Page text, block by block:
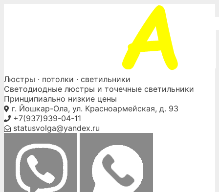
Люстры · потолки · светильники
Светодиодные люстры и точечные светильники
Принципиально низкие цены
г. Йошкар-Ола, ул. Красноармейская, д. 93
+7(937)939-04-11
statusvolga@yandex.ru